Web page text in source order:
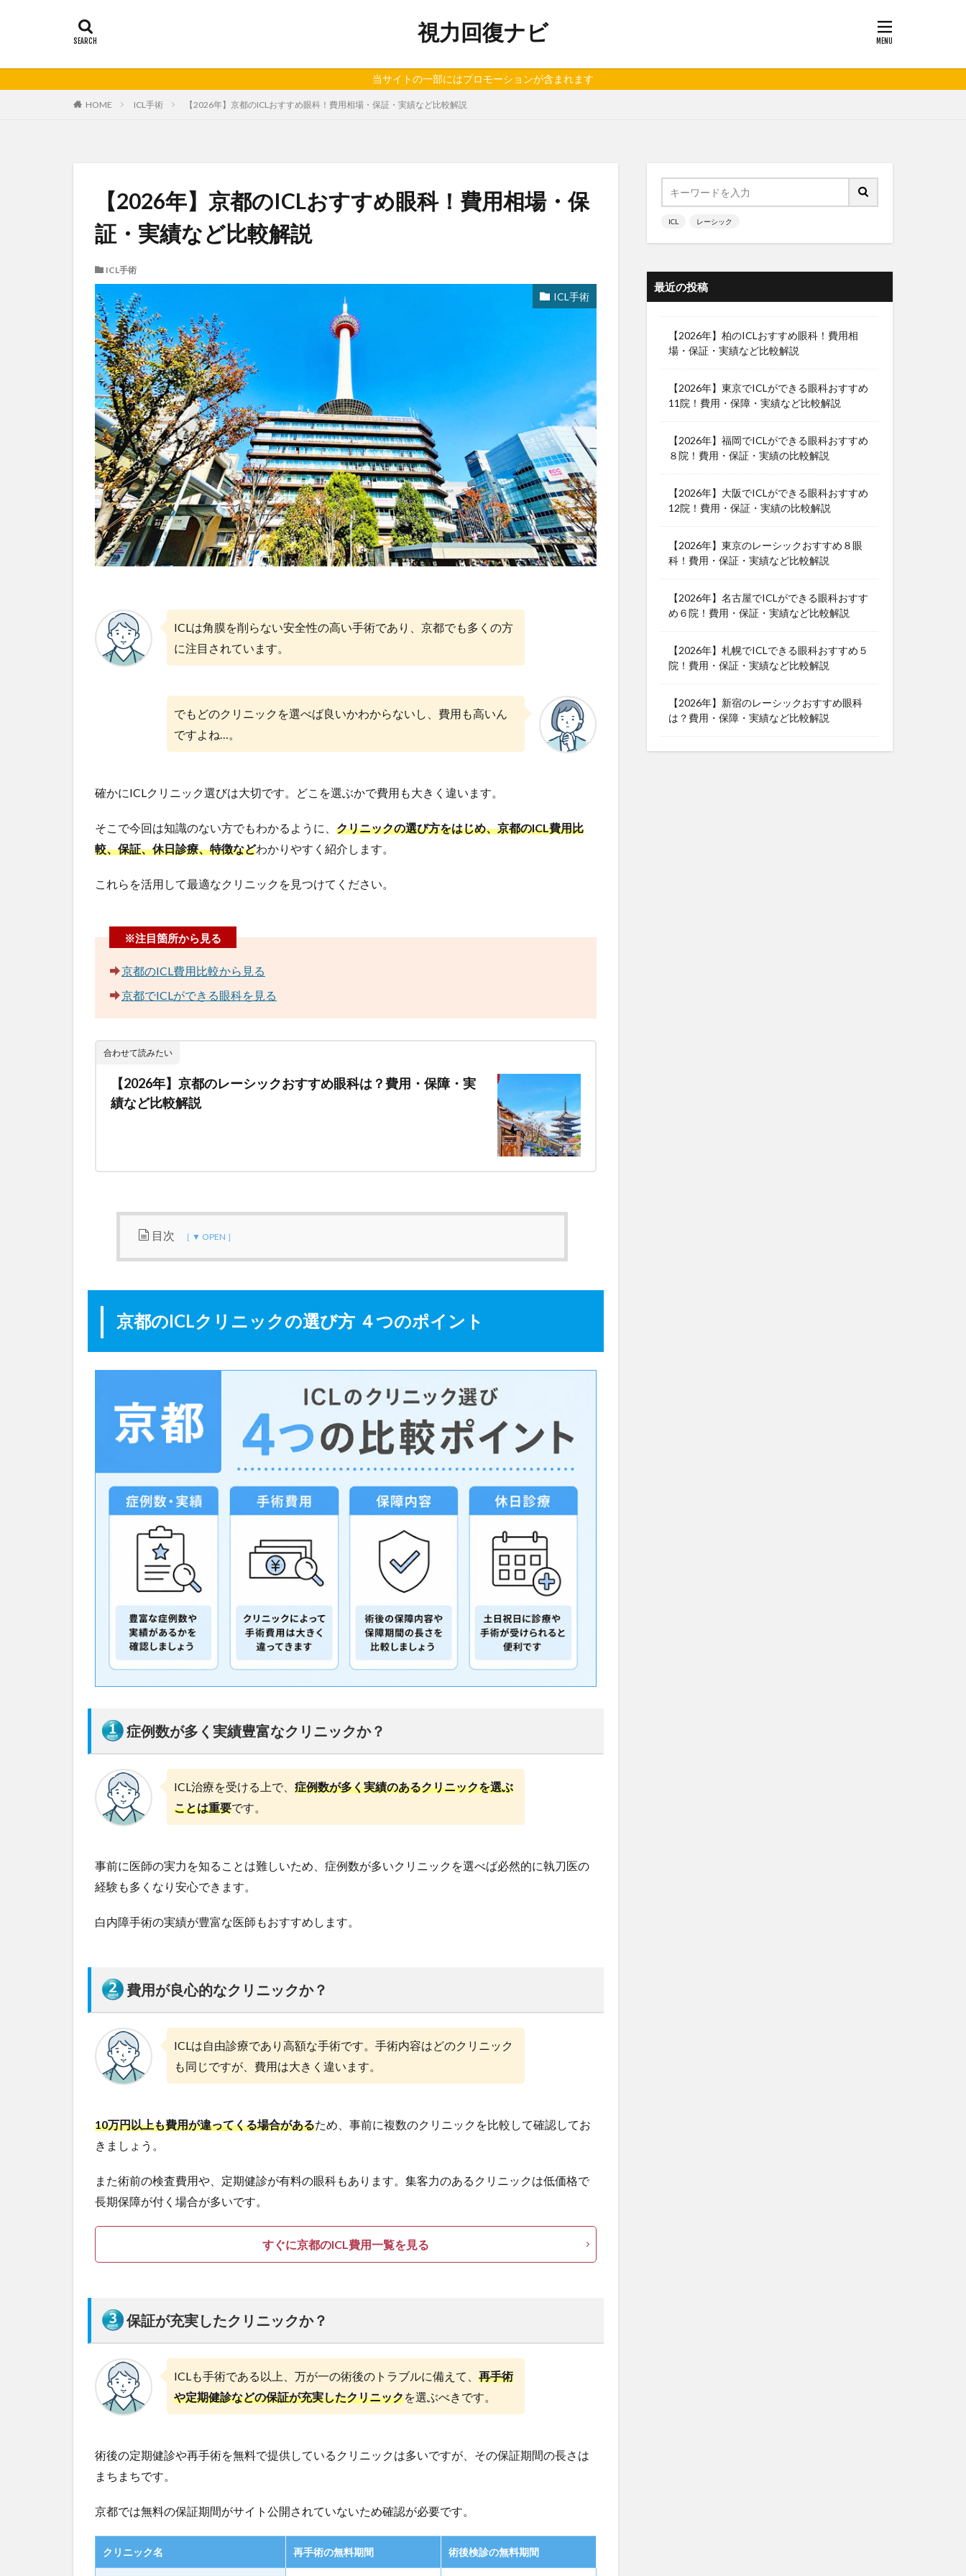
視力回復ナビ
当サイトの一部にはプロモーションが含まれます
HOME ICL手術 【2026年】京都のICLおすすめ眼科！費用相場・保証・実績など比較解説
【2026年】京都のICLおすすめ眼科！費用相場・保
証・実績など比較解説
ICL手術
ICL手術
ICLは角膜を削らない安全性の高い手術であり、京都でも多くの方
に注目されています。
でもどのクリニックを選べば良いかわからないし、費用も高いん
ですよね…。
確かにICLクリニック選びは大切です。どこを選ぶかで費用も大きく違います。
そこで今回は知識のない方でもわかるように、 クリニックの選び方をはじめ、京都のICL費用比
較、保証、休日診療、特徴などわかりやすく紹介します。
これらを活用して最適なクリニックを見つけてください。
京都のICL費用比較から見る
京都でICLができる眼科を見る
合わせて読みたい
【2026年】京都のレーシックおすすめ眼科は？費用・保障・実
績など比較解説
目次
京
の
C
ニ
ッ
ク
選
び
方
４
つ
ン
ト
2
京
都
L
費
用
を
比
較
【
2
6
年
新
都
C
L
お
す
眼
科
【
2
0
最
4
雅
之
ア
イ
ニ
ッ
南
区
）
京都のICLクリニックの選び方 ４つのポイント
症例数が多く実績豊富なクリニックか？
ICL治療を受ける上で、 症例数が多く実績のあるクリニックを選ぶ
ことは重要です。
事前に医師の実力を知ることは難しいため、症例数が多いクリニックを選べば必然的に執刀医の
経験も多くなり安心できます。
白内障手術の実績が豊富な医師もおすすめします。
費用が良心的なクリニックか？
ICLは自由診療であり高額な手術です。手術内容はどのクリニック
も同じですが、費用は大きく違います。
10万円以上も費用が違ってくる場合があるため、事前に複数のクリニックを比較して確認してお
きましょう。
また術前の検査費用や、定期健診が有料の眼科もあります。集客力のあるクリニックは低価格で
長期保障が付く場合が多いです。
すぐに京都のICL費用一覧を見る
保証が充実したクリニックか？
ICLも手術である以上、万が一の術後のトラブルに備えて、 再手術
や定期健診などの保証が充実したクリニックを選ぶべきです。
術後の定期健診や再手術を無料で提供しているクリニックは多いですが、その保証期間の長さは
まちまちです。
京都では無料の保証期間がサイト公開されていないため確認が必要です。
クリニック名 再手術の無料期間 術後検診の無料期間
ICL レーシック
最近の投稿
【2026年】柏のICLおすすめ眼科！費用相
場・保証・実績など比較解説
【2026年】東京でICLができる眼科おすすめ
11院！費用・保障・実績など比較解説
【2026年】福岡でICLができる眼科おすすめ
８院！費用・保証・実績の比較解説
【2026年】大阪でICLができる眼科おすすめ
12院！費用・保証・実績の比較解説
【2026年】東京のレーシックおすすめ８眼
科！費用・保証・実績など比較解説
【2026年】名古屋でICLができる眼科おすす
め６院！費用・保証・実績など比較解説
【2026年】札幌でICLできる眼科おすすめ５
院！費用・保証・実績など比較解説
【2026年】新宿のレーシックおすすめ眼科
は？費用・保障・実績など比較解説